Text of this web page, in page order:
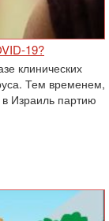
19?
клинических
Тем временем,
Израиль партию